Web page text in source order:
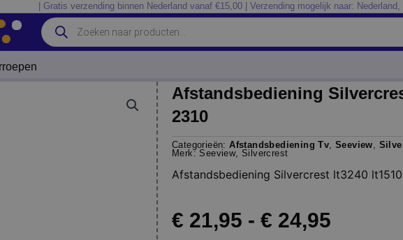
| Gratis verzending binnen Nederland vanaf €15,00 | Verzending mogelijk naar:
Producten
zoeken
Afstandsbediening
2310
Categorieën: Afstandsbediening Tv,Seeview,
Merk: Seeview, Silvercrest
Afstandsbediening Silvercrest lt3240
€ 21,95 - € 24,95